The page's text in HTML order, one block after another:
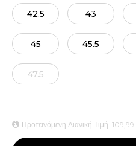
42.5 43
45 45.5
47.5
Προτεινόμενη Λιανική Τιμή: 109,99